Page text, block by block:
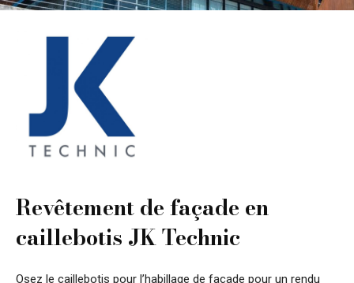
Revêtement de façade en
caillebotis JK Technic
Osez le caillebotis pour l’habillage de façade pour un rendu